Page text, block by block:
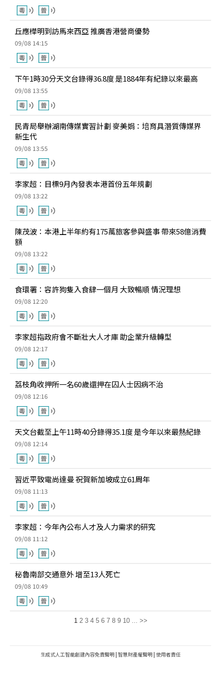
丘應樺明到訪馬來西亞 推廣香港營商優勢
09/08 14:15
下午1時30分天文台錄得36.8度 是1884年有紀錄以來最高
09/08 13:55
民青局舉辦湖南傳媒實習計劃 麥美娟：培育具潛質傳媒界
新生代
09/08 13:55
李家超：目標9月內發表本港首份五年規劃
09/08 13:22
陳茂波：本港上半年約有175萬旅客參與盛事 帶來58億消費
額
09/08 13:22
食環署：容許狗隻入食肆一個月 大致暢順 情況理想
09/08 12:20
李家超指政府會不斷壯大人才庫 助企業升級轉型
09/08 12:17
荔枝角收押所一名60歲還押在囚人士因病不治
09/08 12:16
天文台截至上午11時40分錄得35.1度 是今年以來最熱紀錄
09/08 12:14
習近平致電尚達曼 祝賀新加坡成立61周年
09/08 11:13
李家超：今年內公布人才及人力需求的研究
09/08 11:12
秘魯南部交通意外 增至13人死亡
09/08 10:49
1 2 3 4 5 6 7 8 9 10 ... >>
生成式人工智能創建內容免責聲明 | 智慧財產權聲明 | 使用者責任